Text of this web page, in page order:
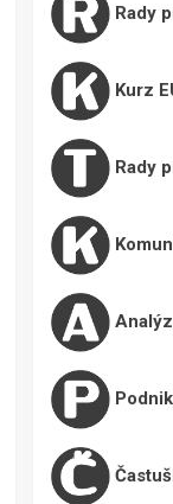
Rady
Kurz
Rady